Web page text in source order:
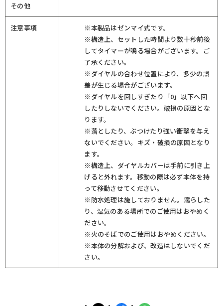
その他
注意事項
※本製品はゼンマイ式です。
※構造上、セットした時間より数十秒前後
してタイマーが鳴る場合がございます。ご
了承ください。
※ダイヤルの合わせ位置により、多少の誤
差が生じる場合がございます。
※ダイヤルを回しすぎたり「0」以下へ回
したりしないでください。破損の原因とな
ります。
※落としたり、ぶつけたり強い衝撃を与え
ないでください。キズ・破損の原因となり
ます。
※構造上、ダイヤルカバーは手前に引き上
げると外れます。移動の際は必ず本体を持
って移動させてください。
※防水処理は施しておりません。濡らした
り、湿気のある場所でのご使用はおやめく
ださい。
※火のそばでのご使用はおやめください。
※本体の分解および、改造はしないでくだ
さい。